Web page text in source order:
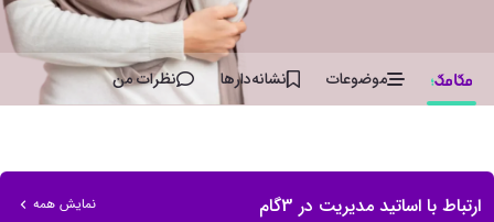
موضوعات نشانه‌دار‌ها نظرات من
ارتباط با اساتید مدیریت در 3گام نمایش همه